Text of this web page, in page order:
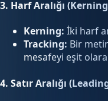
3. Harf Aralığı
Kerning: İki harf
Tracking: Bir
mesafeyi eşit
4. Satır Aralığı